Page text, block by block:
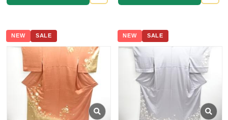
NEW SALE NEW SALE